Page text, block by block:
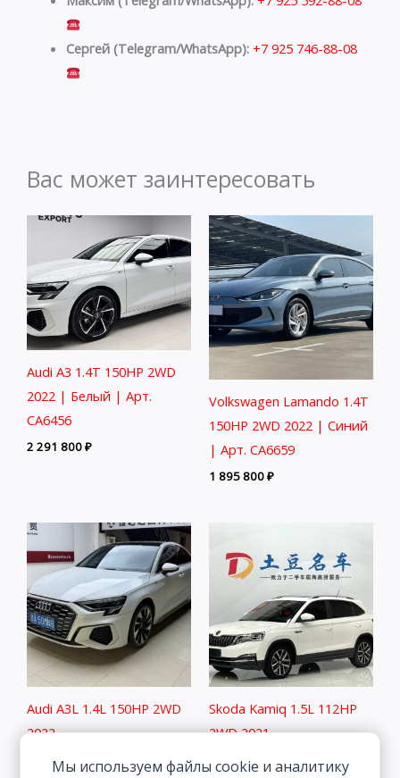
Сергей (Telegram/WhatsApp): +7 925 746-88-08
Вас может заинтересовать
Audi A3 1.4T 150HP 2WD
2022 | Белый | Арт.
CA6456
2 291 800₽
Volkswagen Lamando 1.4T
150HP 2WD 2022 | Синий
| Арт. CA6659
1 895 800₽
Audi A3L 1.4L 150HP 2WD
2022
2 511 800
Skoda Kamiq 1.5L 112HP
2WD 2021
1 833 800
Мы используем файлы cookie и аналитику